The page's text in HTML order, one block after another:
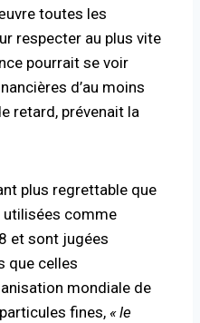
toutes les
respecter au plus vite
pourrait se voir
d’au moins
retard, prévenait la
plus regrettable que
utilisées comme
et sont jugées
que celles
mondiale de
fines, «le